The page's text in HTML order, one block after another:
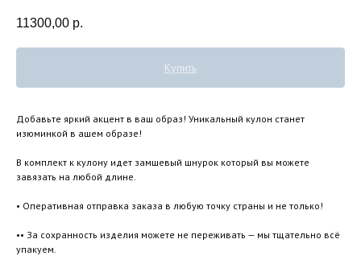
11300,00 р.
Купить
Добавьте яркий акцент в ваш образ! Уникальный кулон станет
изюминкой в ашем образе!
В комплект к кулону идет замшевый шнурок который вы можете
завязать на любой длине.
• Оперативная отправка заказа в любую точку страны и не только!
•• За сохранность изделия можете не переживать — мы тщательно всё
упакуем.